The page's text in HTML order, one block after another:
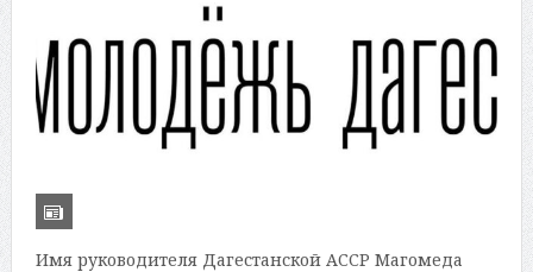
Имя руководителя Дагестанской АССР Магомеда